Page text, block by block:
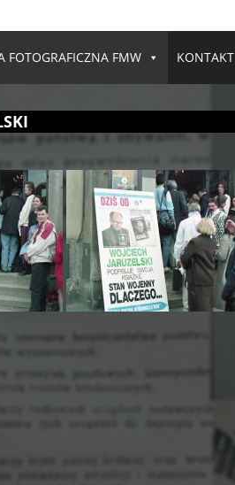
FOTOGRAFICZNA FMW KONTAKT